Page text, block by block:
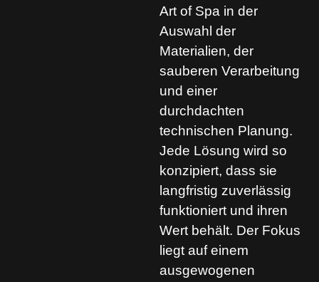
Art of Spa in der
Auswahl der
Materialien, der
sauberen Verarbeitung
und einer
durchdachten
technischen Planung.
Jede Lösung wird so
konzipiert, dass sie
langfristig zuverlässig
funktioniert und ihren
Wert behält. Der Fokus
liegt auf einem
ausgewogenen